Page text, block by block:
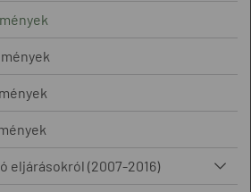
eljárásokról (2007-2016)